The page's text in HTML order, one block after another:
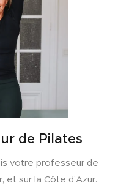
de Pilates
votre professeur de
et sur la Côte d’Azur.